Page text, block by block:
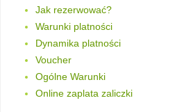
Jak rezerwować?
Warunki platności
Dynamika platności
Voucher
Ogólne Warunki
Online zaplata zaliczki